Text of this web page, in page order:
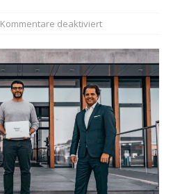
Kommentare deaktiviert